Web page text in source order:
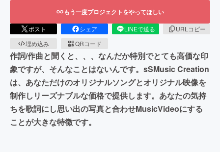
もう一度プロジェクトをやってほしい
ポスト シェア LINEで送る
URLコピー
埋め込み
QRコード
作詞/作曲と聞くと、、、なんだか特別でとても高価な印
象ですが、そんなことはないんです。sSMusic Creation
は、あなただけのオリジナルソングとオリジナル映像を
制作しリーズナブルな価格で提供します。あなたの気持
ちを歌詞にし思い出の写真と合わせMusicVideoにする
ことが大きな特徴です。